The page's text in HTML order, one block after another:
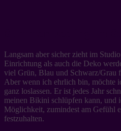
Langsam aber sicher zieht im
Einrichtung als auch die Deko
viel Grün, Blau und Schwarz/Grau
Aber wenn ich ehrlich bin, möchte
ganz loslassen. Er ist jedes Jahr
meinen Bikini schlüpfen kann, und
Möglichkeit, zumindest am Gefühl
festzuhalten.